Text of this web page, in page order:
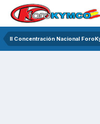
II Concentración Nacional